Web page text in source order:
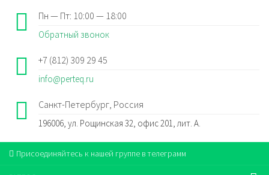
Пн — Пт: 10:00 — 18:00
Обратный звонок
+7 (812) 309 29 45
info@perteq.ru
Санкт-Петербург, Россия
196006, ул. Рощинская 32, офис 201, лит. А.
Присоединяйтесь к нашей группе в телеграмм